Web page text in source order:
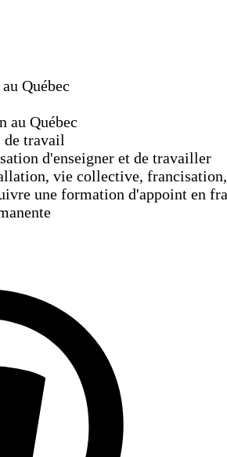
Québec
au Québec
de travail
d'enseigner et de travailler
vie collective,
une formation d'appoint en